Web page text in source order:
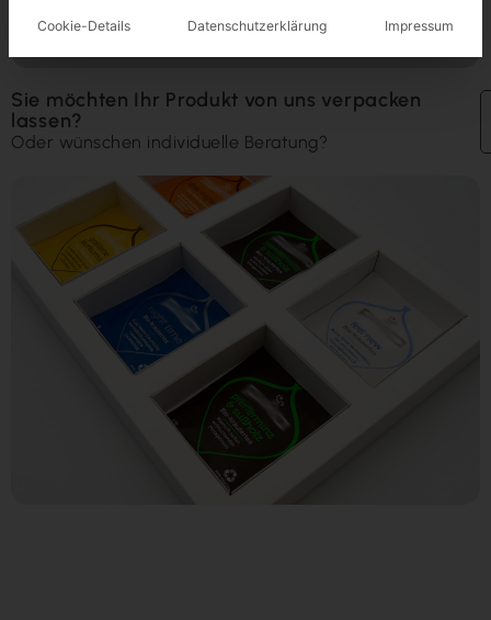
Faltschachtel kleben Stanzen
Sie möchten Ihr Produkt von uns verpacken
lassen?
Oder wünschen individuelle Beratung?
Cookie-Details Datenschutzerklärung Impressum